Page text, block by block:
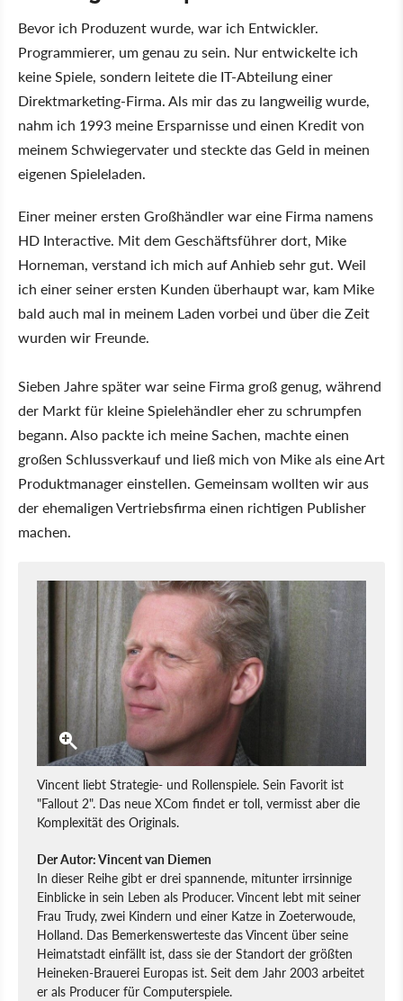
Bevor ich Produzent wurde, war ich Entwickler.
Programmierer, um genau zu sein. Nur entwickelte ich
keine Spiele, sondern leitete die IT-Abteilung einer
Direktmarketing-Firma. Als mir das zu langweilig wurde,
nahm ich 1993 meine Ersparnisse und einen Kredit von
meinem Schwiegervater und steckte das Geld in meinen
eigenen Spieleladen.
Einer meiner ersten Großhändler war eine Firma namens
HD Interactive. Mit dem Geschäftsführer dort, Mike
Horneman, verstand ich mich auf Anhieb sehr gut. Weil
ich einer seiner ersten Kunden überhaupt war, kam Mike
bald auch mal in meinem Laden vorbei und über die Zeit
wurden wir Freunde.
Sieben Jahre später war seine Firma groß genug, während
der Markt für kleine Spielehändler eher zu schrumpfen
begann. Also packte ich meine Sachen, machte einen
großen Schlussverkauf und ließ mich von Mike als eine Art
Produktmanager einstellen. Gemeinsam wollten wir aus
der ehemaligen Vertriebsfirma einen richtigen Publisher
machen.
Vincent liebt Strategie- und Rollenspiele. Sein Favorit ist
"Fallout 2". Das neue XCom findet er toll, vermisst aber die
Komplexität des Originals.
Der Autor: Vincent van Diemen
In dieser Reihe gibt er drei spannende, mitunter irrsinnige
Einblicke in sein Leben als Producer. Vincent lebt mit seiner
Frau Trudy, zwei Kindern und einer Katze in Zoeterwoude,
Holland. Das Bemerkenswerteste das Vincent über seine
Heimatstadt einfällt ist, dass sie der Standort der größten
Heineken-Brauerei Europas ist. Seit dem Jahr 2003 arbeitet
er als Producer für Computerspiele.